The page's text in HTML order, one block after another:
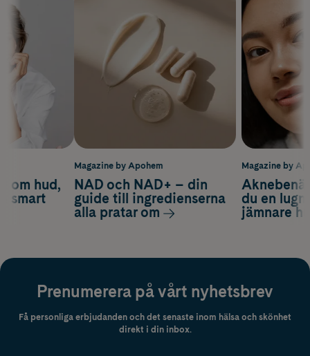
Magazine by
du en
jämnare
om hud,
smart
Magazine by Apohem
NAD och NAD+ – din
guide till ingredienserna
alla pratar om
Prenumerera på vårt nyhetsbrev
Få personliga erbjudanden och det senaste inom hälsa och skönhet
direkt i din inbox.